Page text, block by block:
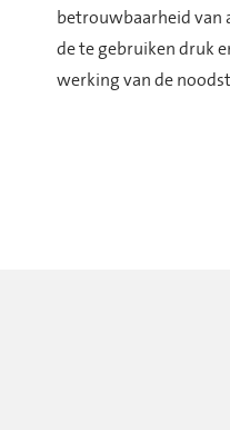
betrouwbaarheid van
de te gebruiken druk
werking van de